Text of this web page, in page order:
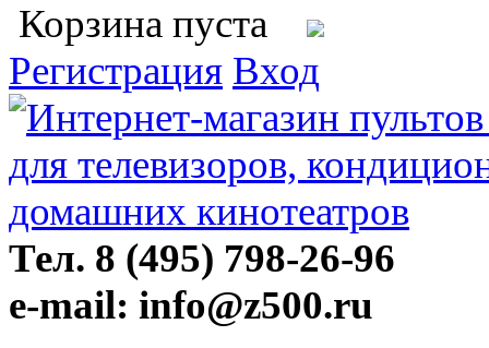
Корзина пуста
Регистрация Вход
Тел. 8 (495) 798-26-96
e-mail: info@z500.ru